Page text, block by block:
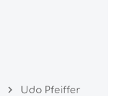
Udo Pfeiffer